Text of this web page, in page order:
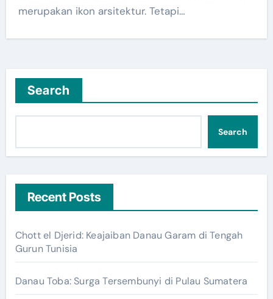
merupakan ikon arsitektur. Tetapi…
Search
Search
Recent Posts
Chott el Djerid: Keajaiban Danau Garam di Tengah
Gurun Tunisia
Danau Toba: Surga Tersembunyi di Pulau Sumatera